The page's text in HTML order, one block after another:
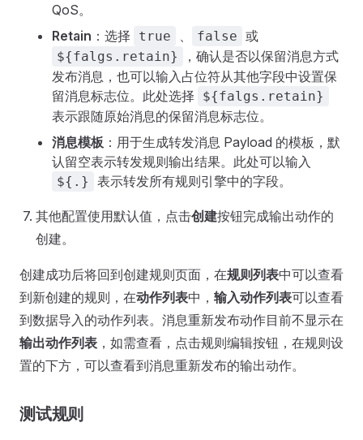
QoS。
Retain ：选择 true false 或
${falgs.retain}
，确认是否以保留消息方式
发布消息，也可以输入占位符从其他字段中设置保
留消息标志位。此处选择
${falgs.retain}
表示跟随原始消息的保留消息标志位。
消息模板 ：用于生成转发消息 Payload 的模板，默
认留空表示转发规则输出结果。此处可以输入
${.} 表示转发所有规则引擎中的字段。
其他配置使用默认值，点击创建按钮完成输出动作的
创建。
创建成功后将回到创建规则页面，在规则列表中可以查看
到新创建的规则，在动作列表中， 输入动作列表可以查看
到数据导入的动作列表。消息重新发布动作目前不显示在
输出动作列表 ，如需查看，点击规则编辑按钮，在规则设
置的下方，可以查看到消息重新发布的输出动作。
测试规则